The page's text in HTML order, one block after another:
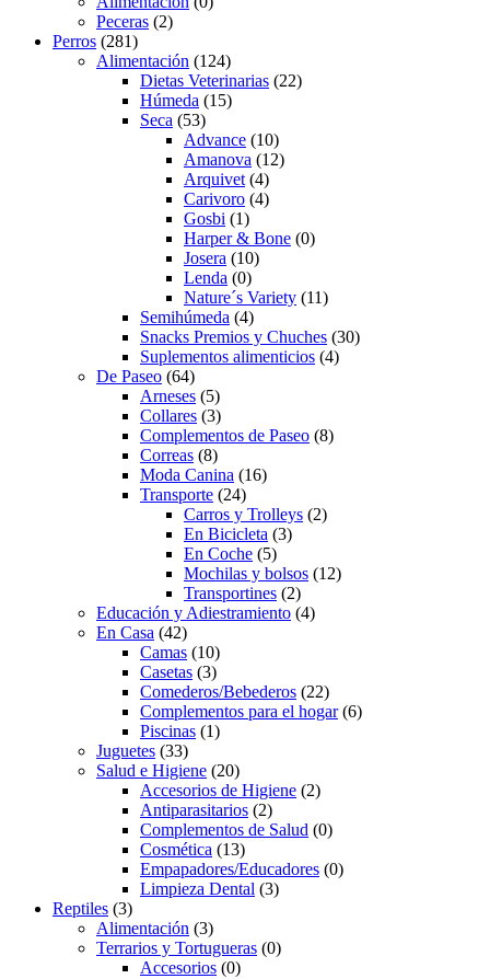
Peceras (2)
Perros (281)
Alimentación (124)
Dietas Veterinarias (22)
Húmeda (15)
Seca (53)
Advance (10)
Amanova (12)
Arquivet (4)
Carivoro (4)
Gosbi (1)
Harper & Bone (0)
Josera (10)
Lenda (0)
Nature´s Variety (11)
Semihúmeda (4)
Snacks Premios y Chuches (30)
Suplementos alimenticios (4)
De Paseo (64)
Arneses (5)
Collares (3)
Complementos de Paseo (8)
Correas (8)
Moda Canina (16)
Transporte (24)
Carros y Trolleys (2)
En Bicicleta (3)
En Coche (5)
Mochilas y bolsos (12)
Transportines (2)
Educación y Adiestramiento (4)
En Casa (42)
Camas (10)
Casetas (3)
Comederos/Bebederos (22)
Complementos para el hogar (6)
Piscinas (1)
Juguetes (33)
Salud e Higiene (20)
Accesorios de Higiene (2)
Antiparasitarios (2)
Complementos de Salud (0)
Cosmética (13)
Empapadores/Educadores (0)
Limpieza Dental (3)
Reptiles (3)
Alimentación (3)
Terrarios y Tortugueras (0)
Accesorios (0)